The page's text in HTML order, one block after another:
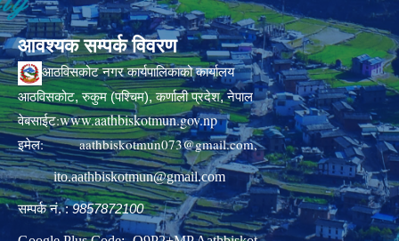
आवश्यक सम्पर्क विवरण
आठविसकोट नगर कार्यपालिकाको कार्यालय
आठविसकोट, रुकुम (पश्चिम), कर्णाली प्रदेश, नेपाल
वेबसाईट:www.aathbiskotmun.gov.np
इमेल:aathbiskotmun073@gmail.com,
ito.aathbiskotmun@gmail.com
सम्पर्क नं. :9857872100